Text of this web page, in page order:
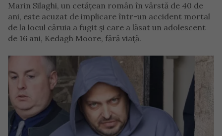
Marin Silaghi, un cetățean român în vârstă de 40 de
ani, este acuzat de implicare într-un accident mortal
de la locul căruia a fugit și care a lăsat un adolescent
de 16 ani, Kedagh Moore, fără viață.